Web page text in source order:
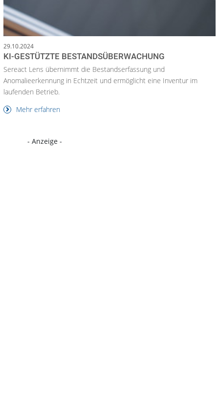
29.10.2024
KI-GESTÜTZTE BESTANDSÜBERWACHUNG
Sereact Lens übernimmt die Bestandserfassung und
Anomalieerkennung in Echtzeit und ermöglicht eine Inventur im
laufenden Betrieb.
Mehr erfahren
- Anzeige -